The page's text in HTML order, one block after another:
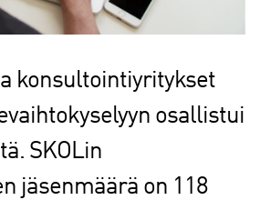
konsultointiyritykset
osallistui
SKOLin
jäsenmäärä on 118